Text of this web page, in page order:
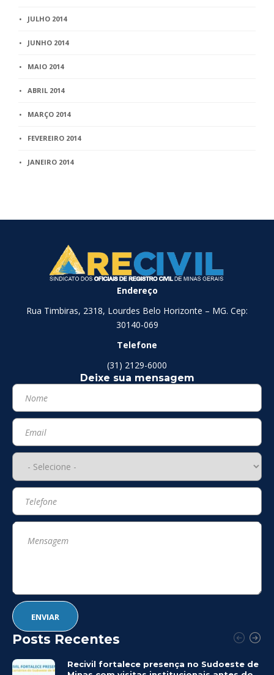
JULHO 2014
JUNHO 2014
MAIO 2014
ABRIL 2014
MARÇO 2014
FEVEREIRO 2014
JANEIRO 2014
Endereço
Rua Timbiras, 2318, Lourdes Belo Horizonte – MG. Cep:
30140-069
Telefone
(31) 2129-6000
Deixe sua mensagem
Posts Recentes
Recivil fortalece presença no Sudoeste de